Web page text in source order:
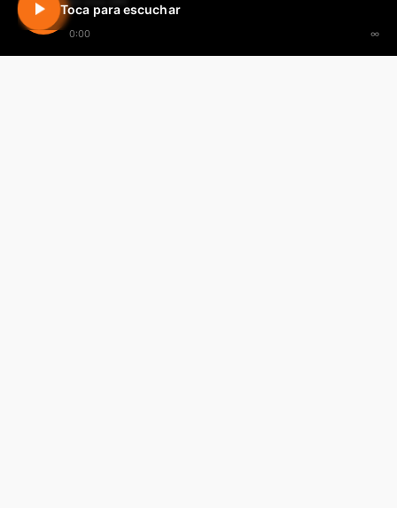
0:00 ∞
Toca para escuchar